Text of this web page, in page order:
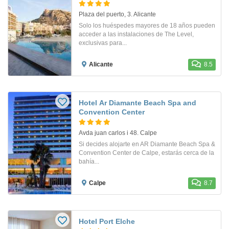
Plaza del puerto, 3. Alicante
Solo los huéspedes mayores de 18 años pueden
acceder a las instalaciones de The Level,
exclusivas para...
Alicante 8.5
Hotel Ar Diamante Beach Spa and
Convention Center
Avda juan carlos i 48. Calpe
Si decides alojarte en AR Diamante Beach Spa &
Convention Center de Calpe, estarás cerca de la
bahía...
Calpe 8.7
Hotel Port Elche